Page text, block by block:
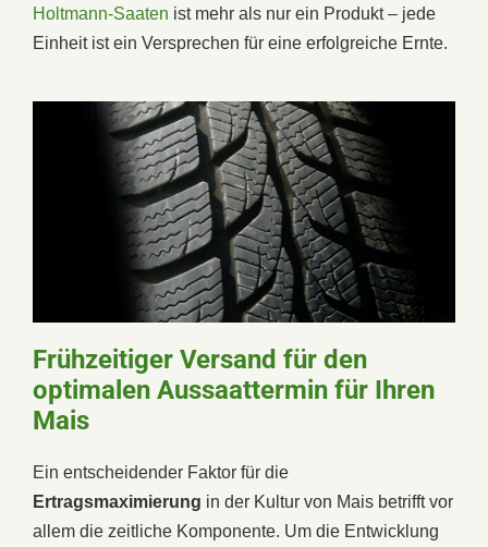
Holtmann-Saaten ist mehr als nur ein Produkt – jede
Einheit ist ein Versprechen für eine erfolgreiche Ernte.
Frühzeitiger Versand für den
optimalen Aussaattermin für Ihren
Mais
Ein entscheidender Faktor für die
Ertragsmaximierung in der Kultur von Mais betrifft vor
allem die zeitliche Komponente. Um die Entwicklung